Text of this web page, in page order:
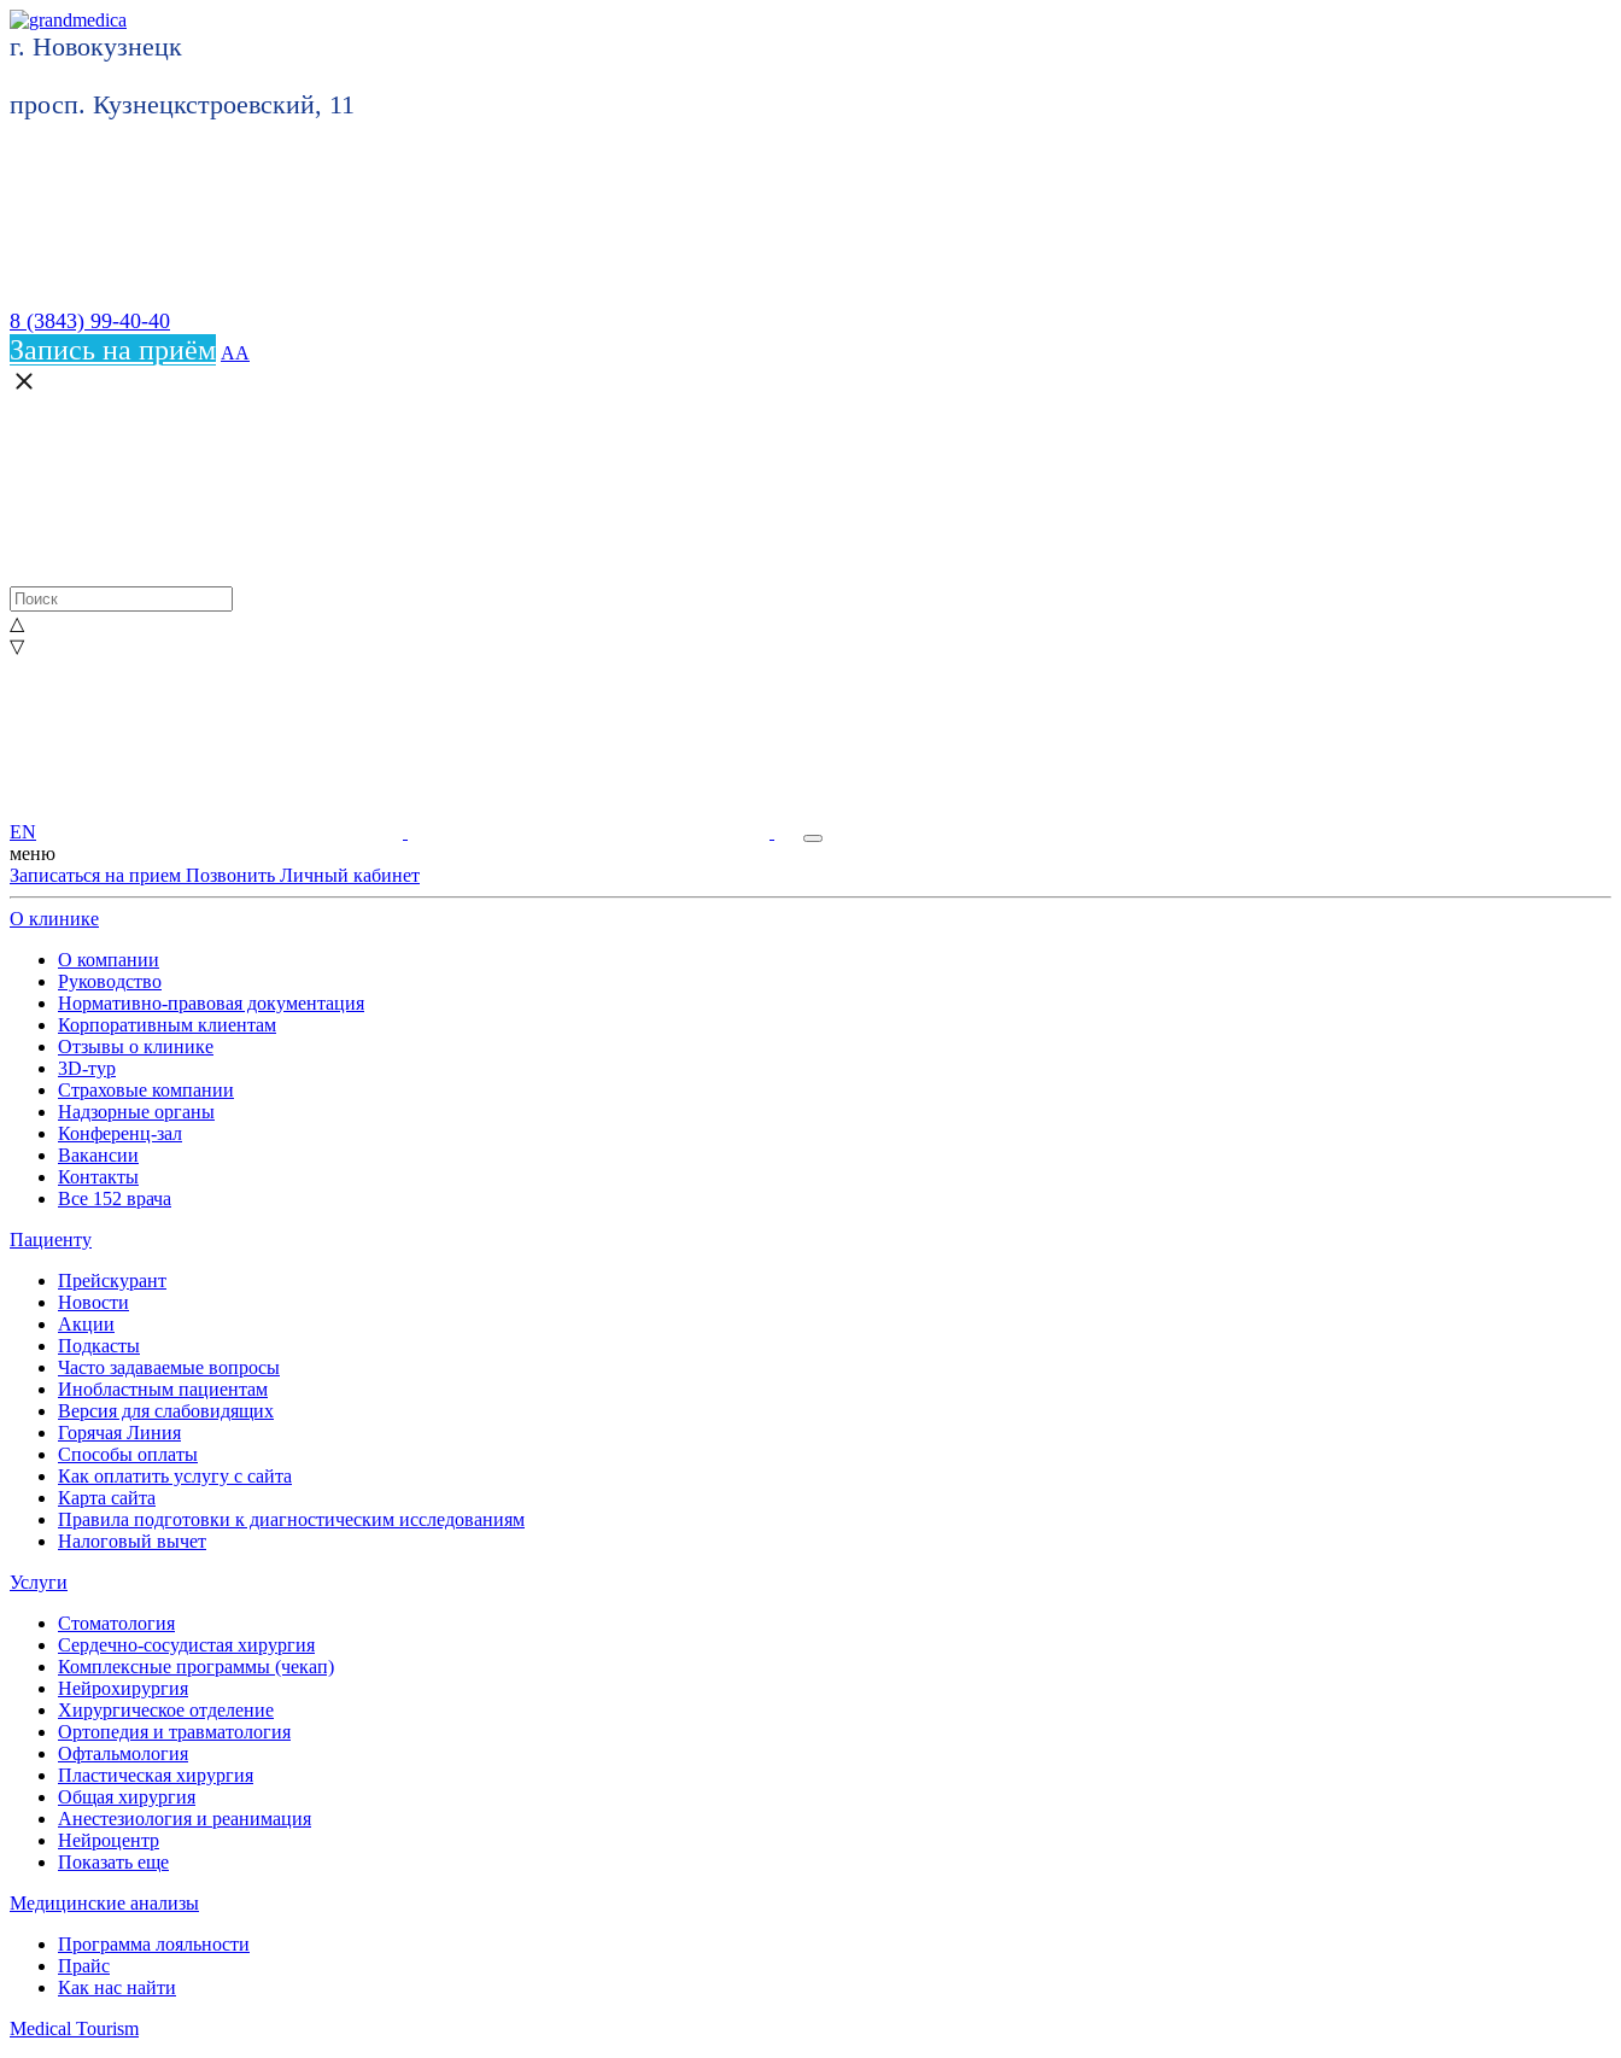
г. Новокузнецк
просп. Кузнецкстроевский, 11
8 (3843) 99-40-40
Запись на приём АА
△
▽
EN
меню
Записаться на прием Позвонить Личный кабинет
О клинике
О компании
Руководство
Нормативно-правовая документация
Корпоративным клиентам
Отзывы о клинике
3D-тур
Страховые компании
Надзорные органы
Конференц-зал
Вакансии
Контакты
Все 152 врача
Пациенту
Прейскурант
Новости
Акции
Подкасты
Часто задаваемые вопросы
Инобластным пациентам
Версия для слабовидящих
Горячая Линия
Способы оплаты
Как оплатить услугу с сайта
Карта сайта
Правила подготовки к диагностическим исследованиям
Налоговый вычет
Услуги
Стоматология
Сердечно-сосудистая хирургия
Комплексные программы (чекап)
Нейрохирургия
Хирургическое отделение
Ортопедия и травматология
Офтальмология
Пластическая хирургия
Общая хирургия
Анестезиология и реанимация
Нейроцентр
Показать еще
Медицинские анализы
Программа лояльности
Прайс
Как нас найти
Medical Tourism